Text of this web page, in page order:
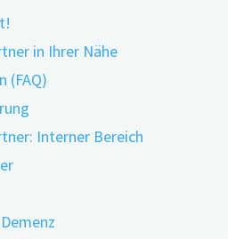
in Ihrer Nähe
(FAQ)
Interner Bereich
im Kompaktformat
Bayern
seine vielfältigen digitalen
mit kognitiven